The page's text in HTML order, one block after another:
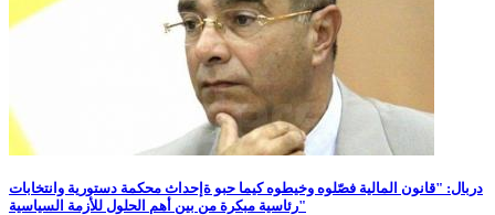
دربال: "قانون المالية فصّلوه وخيطوه كيما حبو ةإحداث محكمة دستورية وانتخابات
رئاسية مبكرة من بين أهم الحلول للأزمة السياسية"